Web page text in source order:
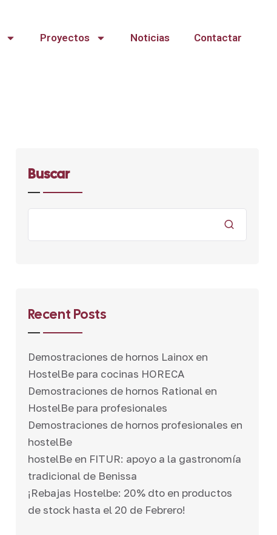
Proyectos Noticias Contactar
Buscar
Recent Posts
Demostraciones de hornos Lainox en
HostelBe para cocinas HORECA
Demostraciones de hornos Rational en
HostelBe para profesionales
Demostraciones de hornos profesionales en
hostelBe
hostelBe en FITUR: apoyo a la gastronomía
tradicional de Benissa
¡Rebajas Hostelbe: 20% dto en productos
de stock hasta el 20 de Febrero!